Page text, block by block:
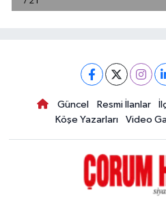
Güncel Resmi İlanlar
Köşe Yazarları
Video